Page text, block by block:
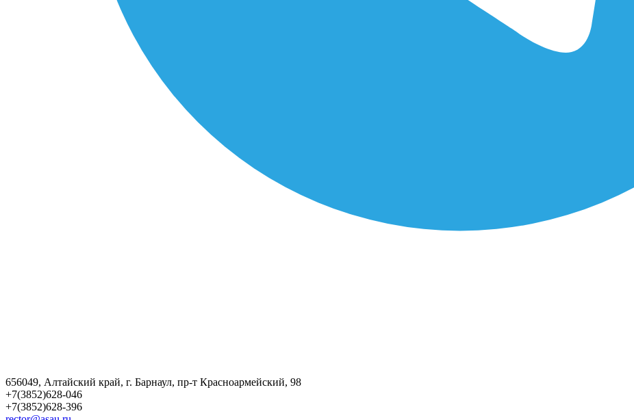
656049, Алтайский край, г. Барнаул, пр-т Красноармейский, 98
+7(3852)628-046
+7(3852)628-396